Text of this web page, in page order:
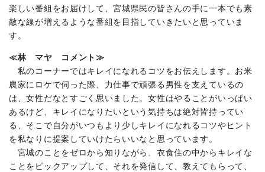
楽しい番組をお届けして、宮城県民の皆さんの手に一本でも素
敵な線が増えるような番組を目指していきたいと思っていま
す。
≪林 マヤ コメント≫
私のコーナーではキレイになれるコツをお伝えします。お米
農家にロケで伺った際、力仕事で頑張る男性を支えているの
は、女性だなとすごく思いました。女性はやることがいっぱい
あるけど、キレイになりたいという気持ちは絶対皆持ってい
る、そこで自分がいつもより少しキレイになれるコツやヒント
を私なりに提案していけたらいいなと思っています。
宮城のことをゼロから知りながら、衣食住の中からキレイな
ことをピックアップして、それを発信して、教えてもらって、